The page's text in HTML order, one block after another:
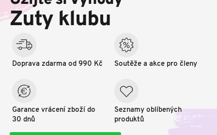
í
Zuty klubu
Doprava zdarma od 990 Kč
Garance vrácení zboží do
30 dnů
Soutěže a akce pro členy
Seznamy oblíbených
produktů